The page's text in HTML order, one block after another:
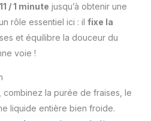
/ 1 minute jusqu’à obtenir une
rôle essentiel ici : il fixe la
et équilibre la douceur du
voie !
combinez la purée de fraises, le
liquide entière bien froide.